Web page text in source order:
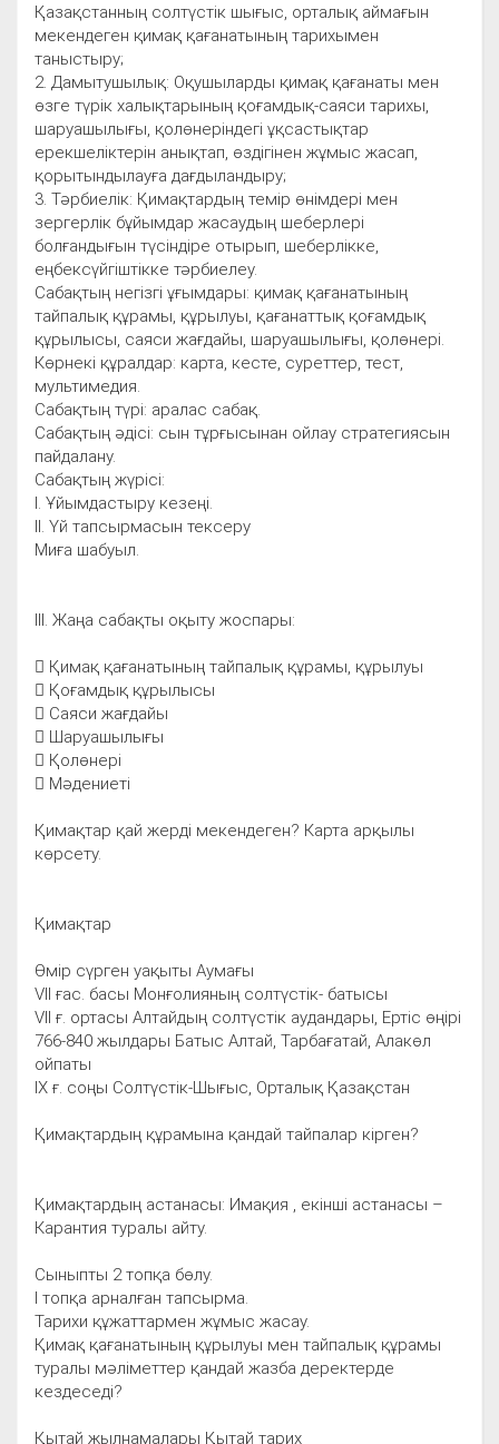
Қазақстанның солтүстік шығыс, орталық аймағын
мекендеген қимақ қағанатының тарихымен
таныстыру;
2. Дамытушылық: Оқушыларды қимақ қағанаты мен
өзге түрік халықтарының қоғамдық-саяси тарихы,
шаруашылығы, қолөнеріндегі ұқсастықтар
ерекшеліктерін анықтап, өздігінен жұмыс жасап,
қорытындылауға дағдыландыру;
3. Тәрбиелік: Қимақтардың темір өнімдері мен
зергерлік бұйымдар жасаудың шеберлері
болғандығын түсіндіре отырып, шеберлікке,
еңбексүйгіштікке тәрбиелеу.
Сабақтың негізгі ұғымдары: қимақ қағанатының
тайпалық құрамы, құрылуы, қағанаттық қоғамдық
құрылысы, саяси жағдайы, шаруашылығы, қолөнері.
Көрнекі құралдар: карта, кесте, суреттер, тест,
мультимедия.
Сабақтың түрі: аралас сабақ.
Сабақтың әдісі: сын тұрғысынан ойлау стратегиясын
пайдалану.
Сабақтың жүрісі:
І. Ұйымдастыру кезеңі.
ІІ. Үй тапсырмасын тексеру
Миға шабуыл.
ІІІ. Жаңа сабақты оқыту жоспары:
 Қимақ қағанатының тайпалық құрамы, құрылуы
 Қоғамдық құрылысы
 Саяси жағдайы
 Шаруашылығы
 Қолөнері
 Мәдениеті
Қимақтар қай жерді мекендеген? Карта арқылы
көрсету.
Қимақтар
Өмір сүрген уақыты Аумағы
VII ғас. басы Монғолияның солтүстік- батысы
VII ғ. ортасы Алтайдың солтүстік аудандары, Ертіс өңірі
766-840 жылдары Батыс Алтай, Тарбағатай, Алакөл
ойпаты
ІХ ғ. соңы Солтүстік-Шығыс, Орталық Қазақстан
Қимақтардың құрамына қандай тайпалар кірген?
Қимақтардың астанасы: Имақия , екінші астанасы –
Карантия туралы айту.
Сыныпты 2 топқа бөлу.
І топқа арналған тапсырма.
Тарихи құжаттармен жұмыс жасау.
Қимақ қағанатының құрылуы мен тайпалық құрамы
туралы мәліметтер қандай жазба деректерде
кездеседі?
Қытай жылнамалары Қытай тарих